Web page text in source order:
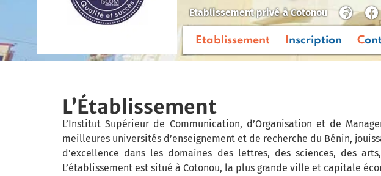
Etablissement privé àCotonou
Etablissement Inscription
L’Établissement
L’Institut Supérieur de Communication, d’Organisation et de
meilleures universités d’enseignement et de recherche du Bénin,
d’excellence dans les domaines des lettres, des sciences, des
L’établissement est situé à Cotonou, la plus grande ville et capitale